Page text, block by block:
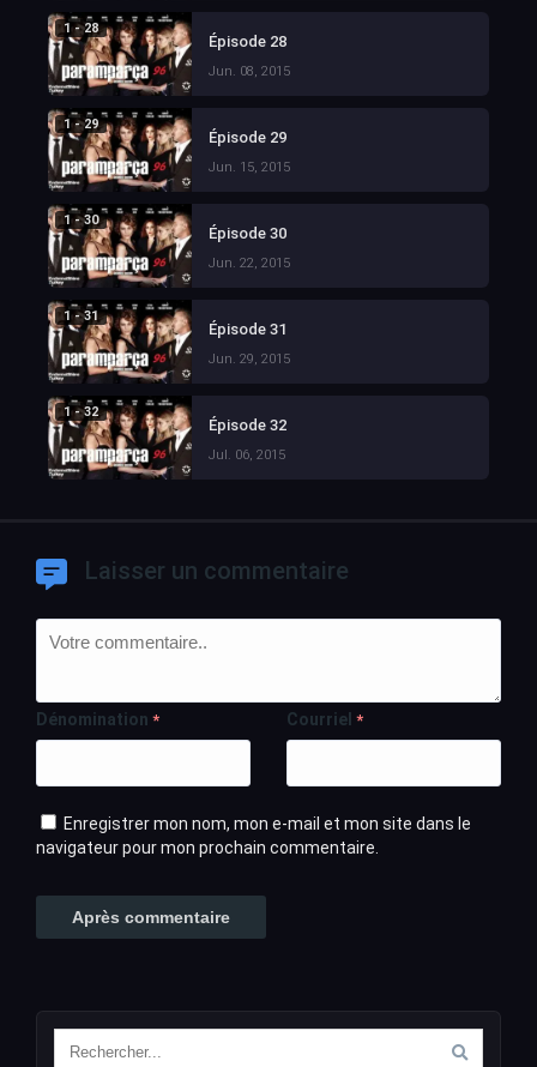
1 - 28
Épisode 28
Jun. 08, 2015
1 - 29
Épisode 29
Jun. 15, 2015
1 - 30
Épisode 30
Jun. 22, 2015
1 - 31
Épisode 31
Jun. 29, 2015
1 - 32
Épisode 32
Jul. 06, 2015
Laisser un commentaire
Dénomination * Courriel *
Enregistrer mon nom, mon e-mail et mon site dans le
navigateur pour mon prochain commentaire.